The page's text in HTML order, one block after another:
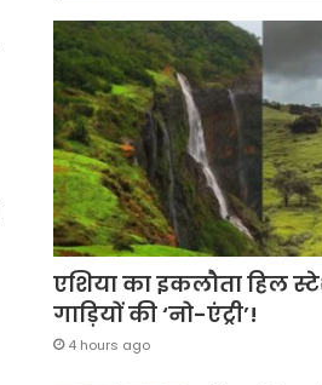
एशिया का इकलौता हिल
गाड़ियों की ‘नो-एंट्री’!
4 hours ago